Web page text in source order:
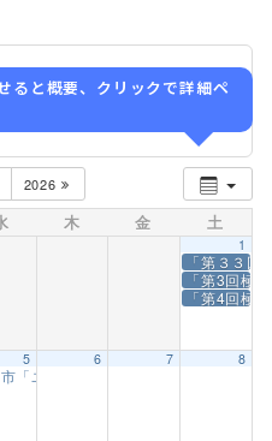
ると概要、クリックで詳細ペ
2026
木 金 土
1
「第３３
「第3回極
「第4回極
5
「ユーパロ室ノ木保育園武道教室
6 7 8